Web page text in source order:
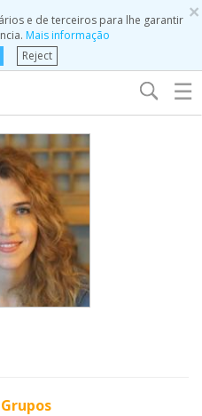
×
e de terceiros para lhe garantir
Mais informação
Reject
☰